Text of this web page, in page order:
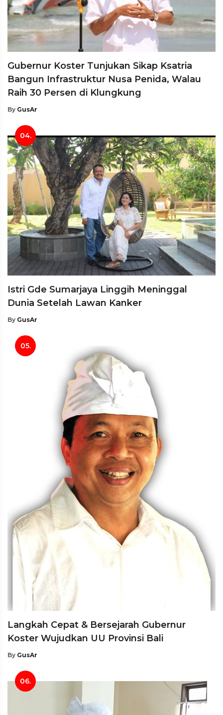
Gubernur Koster Tunjukan Sikap Ksatria
Bangun Infrastruktur Nusa Penida, Walau
Raih 30 Persen di Klungkung
By GusAr
04.
Istri Gde Sumarjaya Linggih Meninggal
Dunia Setelah Lawan Kanker
By GusAr
05.
Langkah Cepat & Bersejarah Gubernur
Koster Wujudkan UU Provinsi Bali
By GusAr
06.